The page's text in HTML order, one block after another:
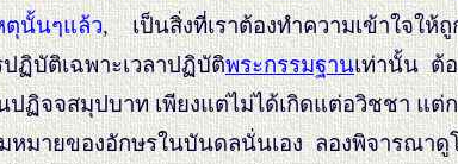
ตุนั้นๆแล้ว, เป็นสิ่งที่เราต้องทำความเข้าใจให้
ฏิบัติเฉพาะเวลาปฏิบัติพระกรรมฐานเท่านั้น ต้
ปฏิจจสมุปบาท เพียงแต่ไม่ได้เกิดแต่อวิชชา แต่
หมายของอักษรในบันดลนั่นเอง ลองพิจารณา